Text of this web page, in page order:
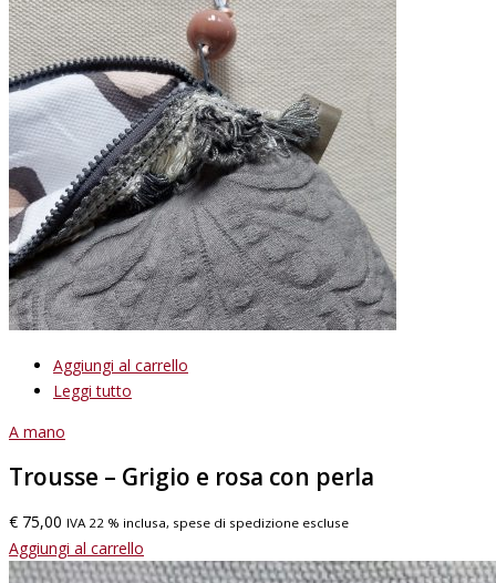
Aggiungi al carrello
Leggi tutto
A mano
Trousse – Grigio e rosa con perla
€ 75,00 IVA 22 % inclusa, spese di spedizione escluse
Aggiungi al carrello